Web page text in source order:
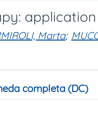
Marta;
completa (DC)